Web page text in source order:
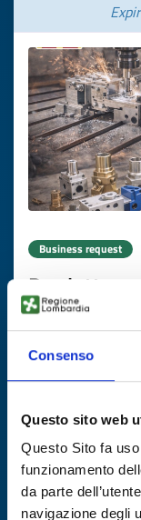
Consenso
Questo sito web
Questo Sito fa
funzionamento
da parte
navigazione degli
Business request
Produttore
CNC cerca
ID: